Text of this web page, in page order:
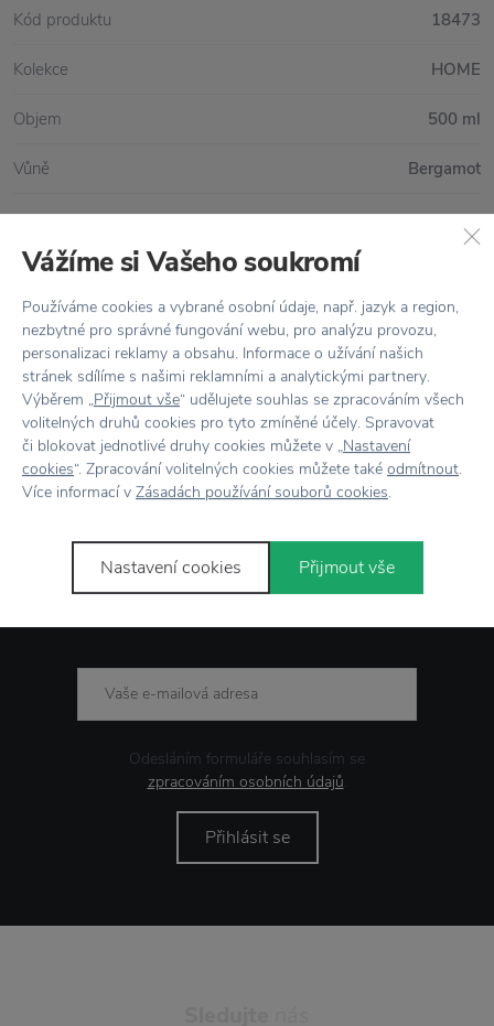
Vše skladem,odesíláme ihned
Doprava zdarmanad 2 000 Kč
Vrácení zbožído 30 dnů
7500+ produktůna výběr
Showroomve Zlíně
Kód produktu 18473
Kolekce HOME
Objem 500 ml
Vůně Bergamot
Odesláním formuláře souhlasím se
zpracováním osobních údajů.
Přihlásit se
Vážíme si Vašeho soukromí
Používáme cookies a vybrané osobní údaje, např. jazyk a region,
nezbytné pro správné fungování webu, pro analýzu provozu,
personalizaci reklamy a obsahu. Informace o užívání našich
stránek sdílíme s našimi reklamními a analytickými partnery.
Výběrem „Přijmout vše“ udělujete souhlas se zpracováním všech
volitelných druhů cookies pro tyto zmíněné účely. Spravovat
či blokovat jednotlivé druhy cookies můžete v „Nastavení
cookies“. Zpracování volitelných cookies můžete také odmítnout.
Více informací v Zásadách používání souborů cookies.
Nastavení cookies Přijmout vše